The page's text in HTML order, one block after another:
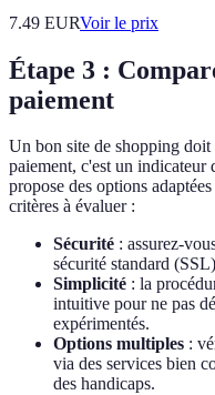
7.49 EURVoir le prix
Étape 3 :
paiement
Un bon site de shopping
paiement, c'est un indicateur
propose des options
critères à évaluer :
Sécurité : assurez-
sécurité standard
Simplicité : la
intuitive pour ne pas
expérimentés.
Options multiples :
via des services bien
des handicaps.